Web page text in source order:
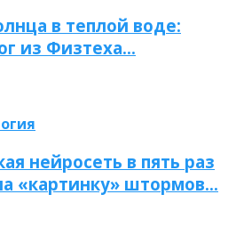
в теплой воде:
из Физтеха…
нейросеть в пять раз
«картинку» штормов…